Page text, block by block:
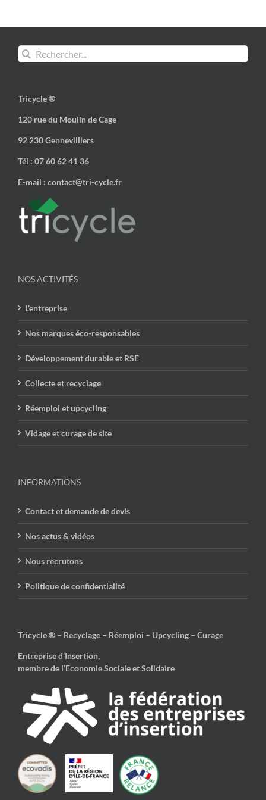
Rechercher:
Tricycle ®
120 rue du Moulin de Cage
92 230 Gennevilliers
Tél : 07 60 62 41 36
E-mail : contact@tri-cycle.fr
NOS ACTIVITÉS
L’entreprise
Nos marques éco-responsables
Développement durable et RSE
Collecte et recyclage
Réemploi et upcycling
Vidage et curage de site
INFORMATIONS
Contact et demande de devis
Nos actus & vidéos
Nous recrutons
Politique de confidentialité
Tricycle ® – Recyclage – Réemploi – Upcycling – Curage
Entreprise d’Insertion,
membre de l’Economie Sociale et Solidaire